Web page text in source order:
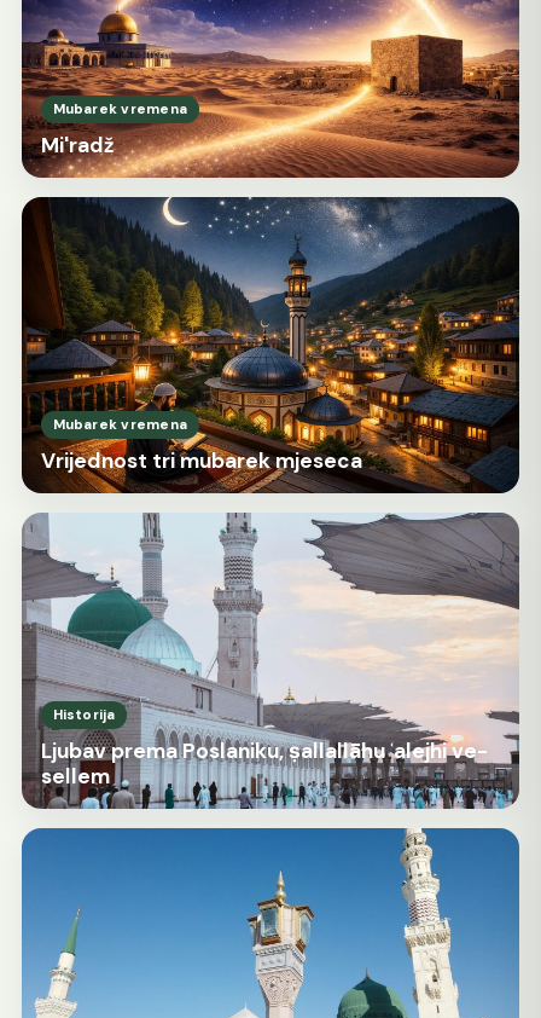
Mubarek vremena
Mi'radž
Mubarek vremena
Vrijednost tri mubarek mjeseca
Historija
Ljubav prema Poslaniku, ṣallallāhu ʿalejhi ve-
sellem